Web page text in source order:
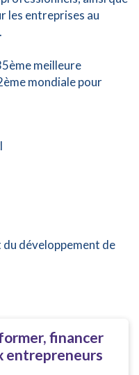
les entreprises au
meilleure
mondiale pour
du développement de
financer
entrepreneurs